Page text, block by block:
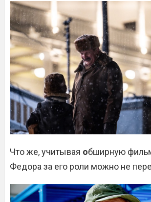
Что же, учитывая обширную
Федора за его роли можно не